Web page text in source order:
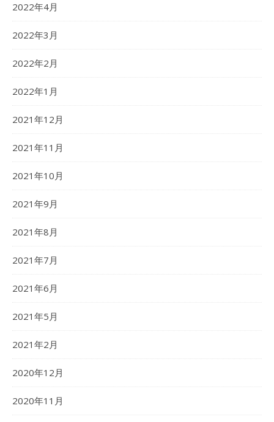
2022年4月
2022年3月
2022年2月
2022年1月
2021年12月
2021年11月
2021年10月
2021年9月
2021年8月
2021年7月
2021年6月
2021年5月
2021年2月
2020年12月
2020年11月